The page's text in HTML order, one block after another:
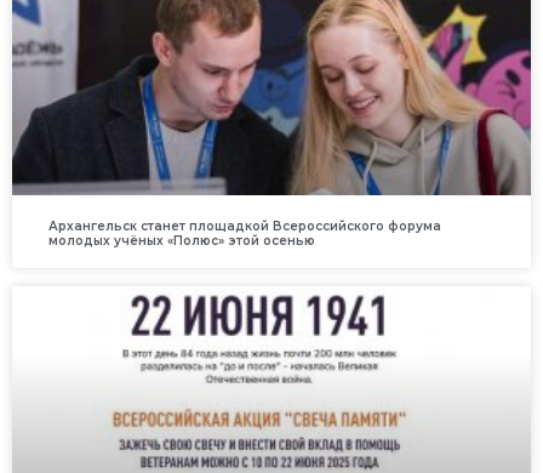
Архангельск станет площадкой Всероссийского форума
молодых учёных «Полюс» этой осенью